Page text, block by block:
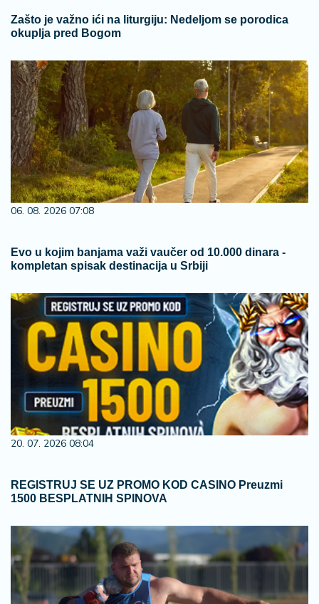
Zašto je važno ići na liturgiju: Nedeljom se porodica
okuplja pred Bogom
06. 08. 2026 07:08
Evo u kojim banjama važi vaučer od 10.000 dinara -
kompletan spisak destinacija u Srbiji
20. 07. 2026 08:04
REGISTRUJ SE UZ PROMO KOD CASINO Preuzmi
1500 BESPLATNIH SPINOVA